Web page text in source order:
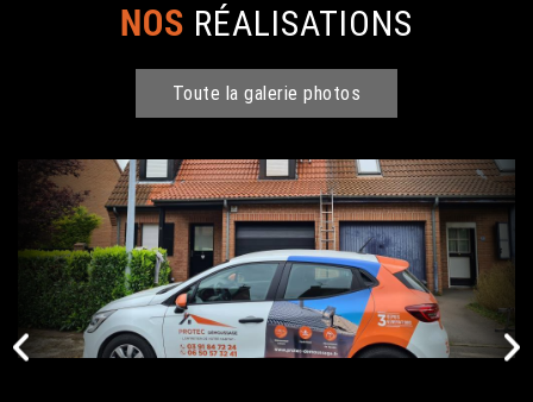
NOS RÉALISATIONS
Toute la galerie photos